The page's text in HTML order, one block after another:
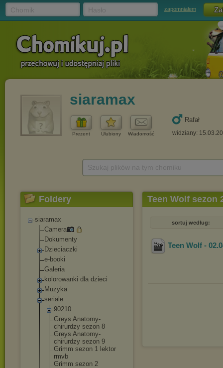
zapomniałem
siaramax
Prezent Ulubiony Wiadomość
Rafał
widziany:
Foldery
siaramax
Camera
Dokumenty
Dzieciaczki
e-booki
Galeria
kolorowanki dla dzieci
Muzyka
seriale
90210
Greys Anatomy-
chirurdzy sezon 8
Greys Anatomy-
chirurdzy sezon 9
Grimm sezon 1 lektor
rmvb
Grimm sezon 2
Teen Wolf sezon
sortuj według:
Teen Wolf -